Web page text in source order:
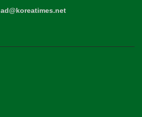
ad@koreatimes.net